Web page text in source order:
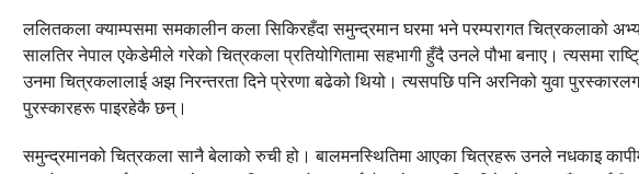
ललितकला क्याम्पसमा समकालीन कला सिकिरहँदा समुन्द्रमान घरमा भने परम्परागत चित्रकलाको
सालतिर नेपाल एकेडेमीले गरेको चित्रकला प्रतियोगितामा सहभागी हुँदै उनले पौभा बनाए। त्यसमा
उनमा चित्रकलालाई अझ निरन्तरता दिने प्रेरणा बढेको थियो। त्यसपछि पनि अरनिको युवा
पुरस्कारहरू पाइरहेकै छन्।
समुन्द्रमानको चित्रकला सानै बेलाको रुची हो। बालमनस्थितिमा आएका चित्रहरू उनले नधकाइ